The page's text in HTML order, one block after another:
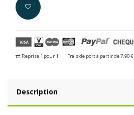
Reprise 1 pour 1 Frais de port à partir de 7.90 €
Description